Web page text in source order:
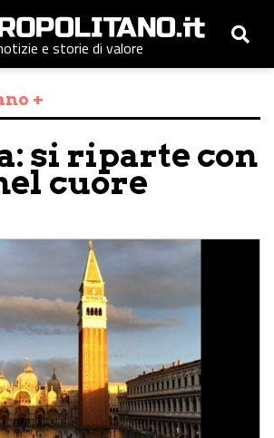
e storie di valore
+
si riparte con
cuore